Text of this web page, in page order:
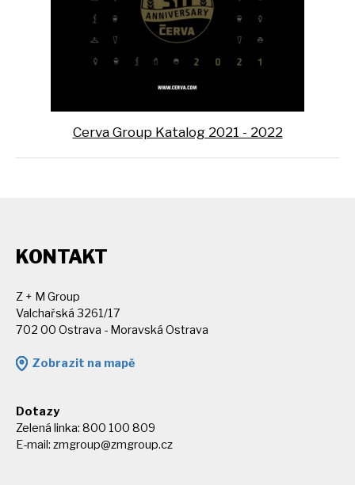
Cerva Group Katalog 2021 - 2022
KONTAKT
Z + M Group
Valchařská 3261/17
702 00 Ostrava - Moravská Ostrava
Zobrazit na mapě
Dotazy
Zelená linka: 800 100 809
E-mail: zmgroup@zmgroup.cz